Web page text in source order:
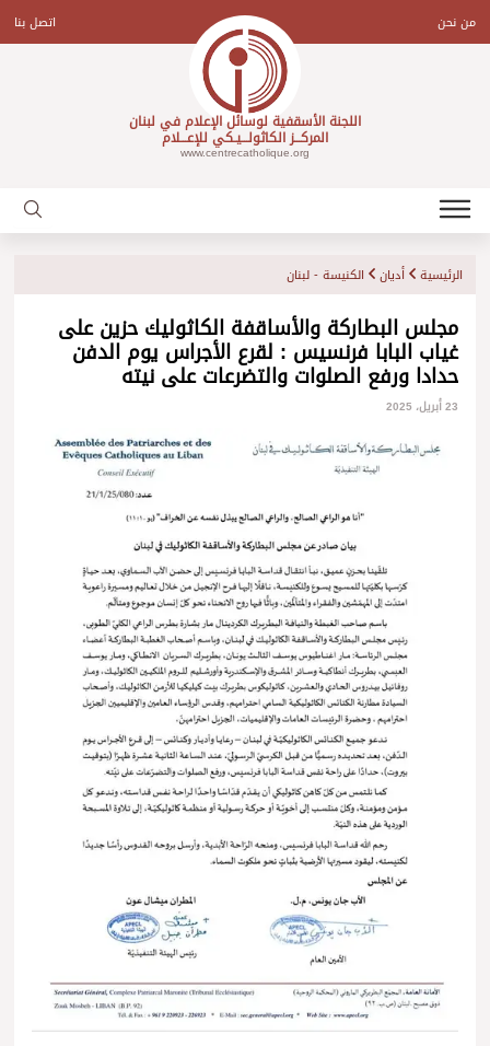
contentمن نحن اتصل بنا
اللجنة الأسقفية لوسائل الإعلام في لبنان
المركـــز الكاثولـــيـكي للإعـــلام
www.centrecatholique.org
الرئيسية أديان الكنيسة - لبنان
مجلس البطاركة والأساقفة الكاثوليك حزين على
غياب البابا فرنسيس : لقرع الأجراس يوم الدفن
حدادا ورفع الصلوات والتضرعات على نيته
23 أبريل، 2025